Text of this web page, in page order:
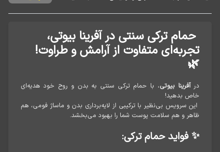
حمام ترکی سنتی در آفرینا بیوتی،
تجربه‌ای متفاوت از آرامش و طراوت!
🌿
درآفرینا بیوتی، با حمام ترکی سنتی به بدن و روح خود هدیه‌ای
خاص بدهید!
این سرویس بی‌نظیر با ترکیبی از لایه‌برداری بدن و ماساژ فومی، هم
ظاهر و هم سلامت پوست شما را بهبود می‌بخشد.
✨ فواید حمام ترکی: